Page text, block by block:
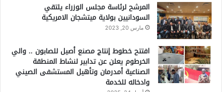
المرشح لرئاسة مجلس الوزراء يلتقي
السودانيين بولاية ميتشجان الامريكية
مارس 20, 2023
افتتح خطوط إنتاج مصنع أصيل للصابون .. والي
الخرطوم يعلن عن تدابير لنشاط المنطقة
الصناعية أمدرمان وتأهيل المستشفى الصيني
وادخاله للخدمة